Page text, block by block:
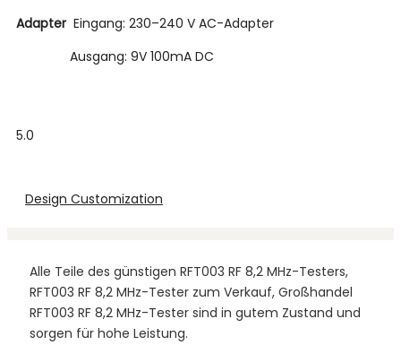
Adapter Eingang: 230–240 V AC-Adapter
Ausgang: 9V 100mA DC
5.0
Design Customization
Alle Teile des günstigen RFT003 RF 8,2 MHz-Testers,
RFT003 RF 8,2 MHz-Tester zum Verkauf, Großhandel
RFT003 RF 8,2 MHz-Tester sind in gutem Zustand und
sorgen für hohe Leistung.